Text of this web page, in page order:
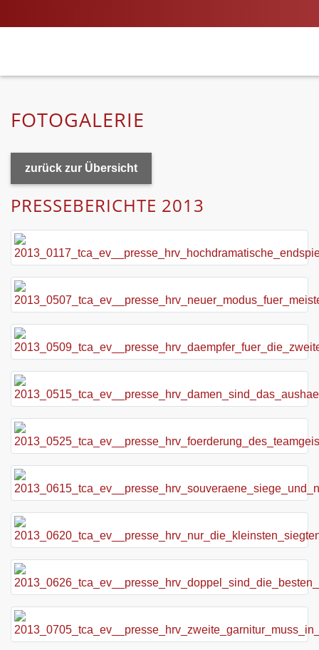
WORTE
FOTOGALERIE
zurück zur Übersicht
PRESSEBERICHTE 2013